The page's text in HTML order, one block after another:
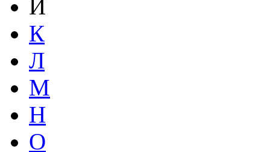
И
К
Л
М
Н
О